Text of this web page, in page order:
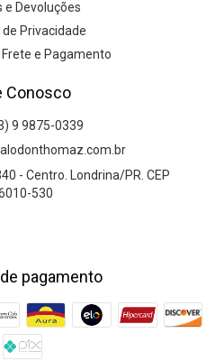
e Devoluções
de Privacidade
e Pagamento
Conosco
9 9875-0339
- Centro. Londrina/PR. CEP
530
pagamento